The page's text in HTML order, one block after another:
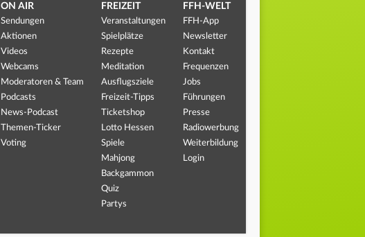
ON AIR
Sendungen
Aktionen
Videos
Webcams
Moderatoren & Team
Podcasts
News-Podcast
Themen-Ticker
Voting
FREIZEIT
Veranstaltungen
Spielplätze
Rezepte
Meditation
Ausflugsziele
Freizeit-Tipps
Ticketshop
Lotto Hessen
Spiele
Mahjong
Backgammon
Quiz
Partys
FFH-WELT
FFH-App
Newsletter
Kontakt
Frequenzen
Jobs
Führungen
Presse
Radiowerbung
Weiterbildung
Login